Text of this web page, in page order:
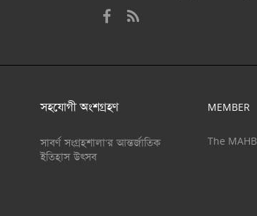
সহযোগী অংশগ্রহণ
সাবর্ণ সংগ্রহশালা'র আন্তর্জাতিক
ইতিহাস উৎসব
MEMBER
The MAHB